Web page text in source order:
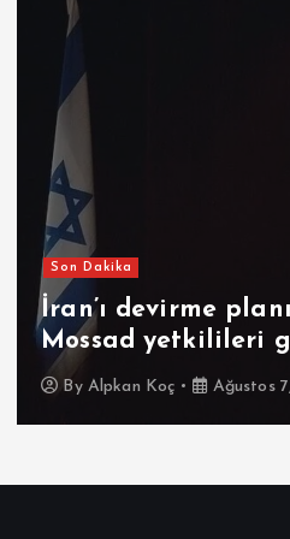
Son Dakika
İran’ı devirme
Mossad yetkilileri
By Alpkan Koç Ağustos